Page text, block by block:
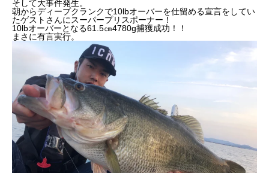
そして大事件発生。
朝からディープクランクで10lbオーバーを仕留める宣言をしてい
たゲストさんにスーパープリスポーナー！
10lbオーバーとなる61.5㎝4780g捕獲成功！！
まさに有言実行。